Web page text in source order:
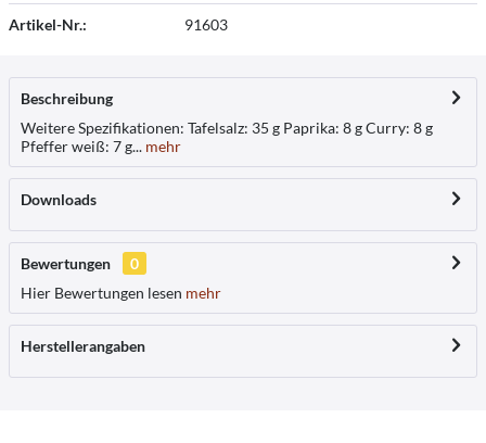
Artikel-Nr.: 91603
Beschreibung
Weitere Spezifikationen: Tafelsalz: 35 g Paprika: 8 g Curry: 8 g
Pfeffer weiß: 7 g... mehr
Downloads
Bewertungen
0
Hier Bewertungen lesen mehr
Herstellerangaben